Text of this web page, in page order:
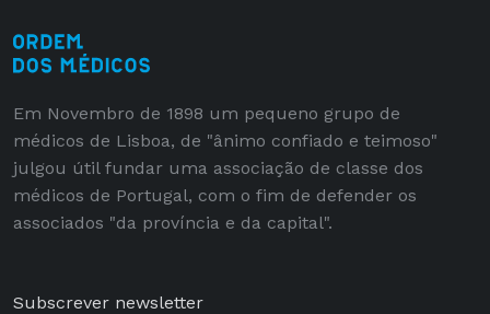
Em Novembro de 1898 um pequeno grupo de
médicos de Lisboa, de "ânimo confiado e teimoso"
julgou útil fundar uma associação de classe dos
médicos de Portugal, com o fim de defender os
associados "da província e da capital".
Subscrever newsletter